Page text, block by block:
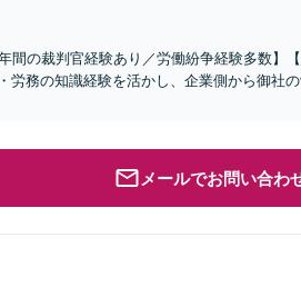
間の裁判官経験あり／労働紛争経験多数】
務の知識経験を活かし、企業側から御社
メールでお問い合わ